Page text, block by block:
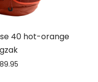
40 hot-orange